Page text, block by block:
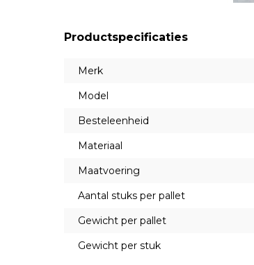
Productspecificaties
Merk
Model
Besteleenheid
Materiaal
Maatvoering
Aantal stuks per pallet
Gewicht per pallet
Gewicht per stuk